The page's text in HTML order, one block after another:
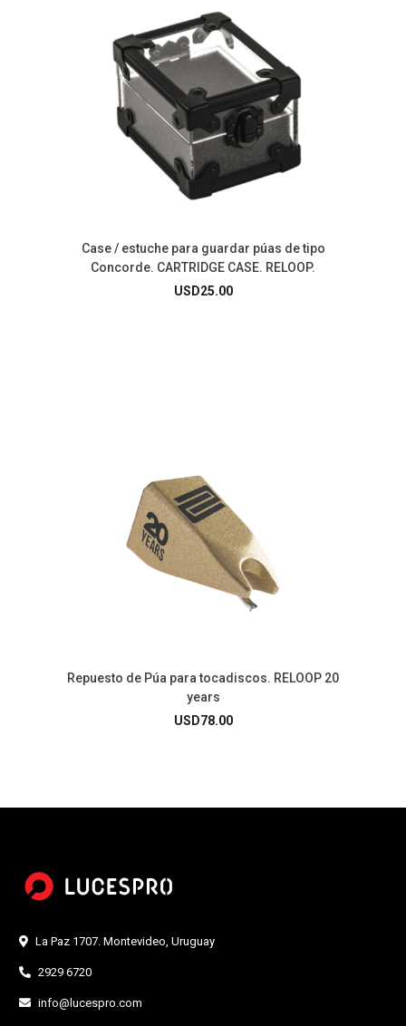
Case / estuche para guardar púas de tipo
Concorde. CARTRIDGE CASE. RELOOP.
USD25.00
Repuesto de Púa para tocadiscos. RELOOP 20
years
USD78.00
La Paz 1707. Montevideo, Uruguay
2929 6720
info@lucespro.com